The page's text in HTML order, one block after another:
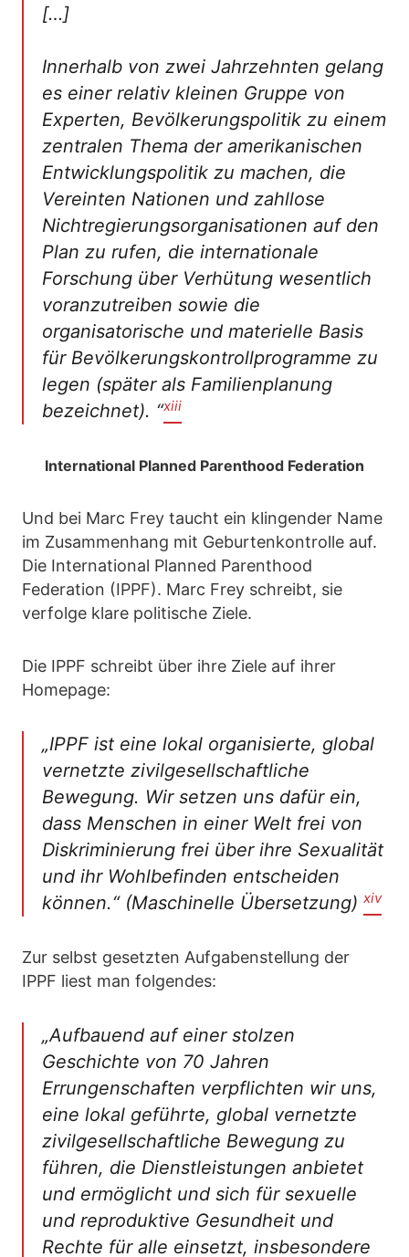
[…]
Innerhalb von zwei Jahrzehnten gelang
es einer relativ kleinen Gruppe von
Experten, Bevölkerungspolitik zu einem
zentralen Thema der amerikanischen
Entwicklungspolitik zu machen, die
Vereinten Nationen und zahllose
Nichtregierungsorganisationen auf den
Plan zu rufen, die internationale
Forschung über Verhütung wesentlich
voranzutreiben sowie die
organisatorische und materielle Basis
für Bevölkerungskontrollprogramme zu
legen (später als Familienplanung
bezeichnet). “xiii
International Planned Parenthood Federation
Und bei Marc Frey taucht ein klingender Name
im Zusammenhang mit Geburtenkontrolle auf.
Die International Planned Parenthood
Federation (IPPF). Marc Frey schreibt, sie
verfolge klare politische Ziele.
Die IPPF schreibt über ihre Ziele auf ihrer
Homepage:
„IPPF ist eine lokal organisierte, global
vernetzte zivilgesellschaftliche
Bewegung. Wir setzen uns dafür ein,
dass Menschen in einer Welt frei von
Diskriminierung frei über ihre Sexualität
und ihr Wohlbefinden entscheiden
können.“ (Maschinelle Übersetzung) xiv
Zur selbst gesetzten Aufgabenstellung der
IPPF liest man folgendes:
„Aufbauend auf einer stolzen
Geschichte von 70 Jahren
Errungenschaften verpflichten wir uns,
eine lokal geführte, global vernetzte
zivilgesellschaftliche Bewegung zu
führen, die Dienstleistungen anbietet
und ermöglicht und sich für sexuelle
und reproduktive Gesundheit und
Rechte für alle einsetzt, insbesondere